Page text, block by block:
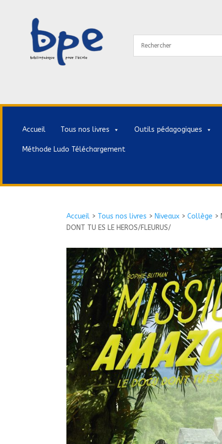
Accueil Tous nos livres Outils pédagogiques
Méthode Ludo Téléchargement
Accueil > Tous nos livres > Niveaux >Collège >
DONT TU ES LE HEROS/FLEURUS/